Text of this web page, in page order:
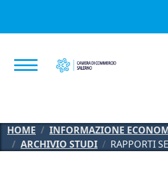
HOME
INFORMAZIONE
ARCHIVIO STUDI
RAPPORTI